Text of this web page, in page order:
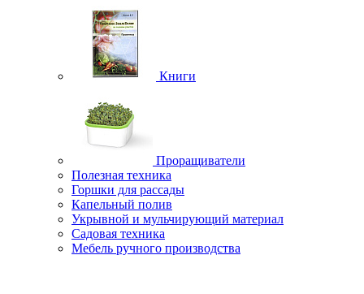
Книги
Проращиватели
Полезная техника
Горшки для рассады
Капельный полив
Укрывной и мульчирующий материал
Садовая техника
Мебель ручного производства